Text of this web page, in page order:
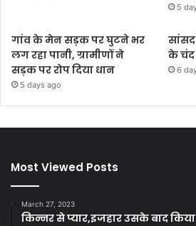
5
गांव के मेन सड़क पर घुटने भर
लग रहा पानी, ग्रामीणों ने
सड़क पर रोप दिया धान
5 days ago
सांसद
के चंद
6
Most Viewed Posts
March 27, 2023
किन्नर से प्यार,इजहार उसके बाद किया